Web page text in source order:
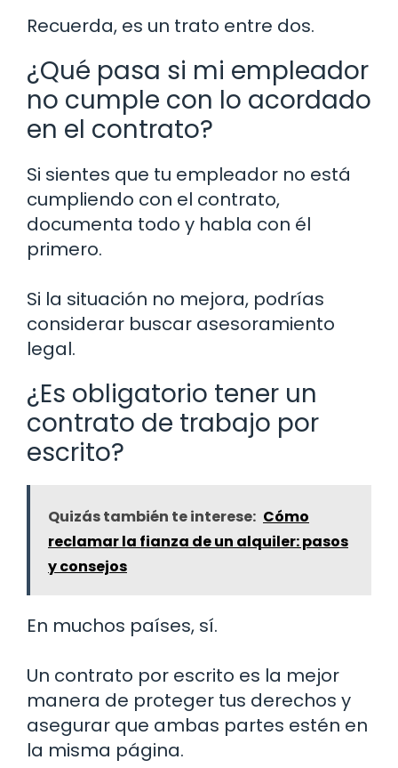
Recuerda, es un trato entre dos.
¿Qué pasa si mi empleador
no cumple con lo acordado
en el contrato?
Si sientes que tu empleador no está
cumpliendo con el contrato,
documenta todo y habla con él
primero.
Si la situación no mejora, podrías
considerar buscar asesoramiento
legal.
¿Es obligatorio tener un
contrato de trabajo por
escrito?
Quizás también te interese: Cómo
reclamar la fianza de un alquiler: pasos
y consejos
En muchos países, sí.
Un contrato por escrito es la mejor
manera de proteger tus derechos y
asegurar que ambas partes estén en
la misma página.